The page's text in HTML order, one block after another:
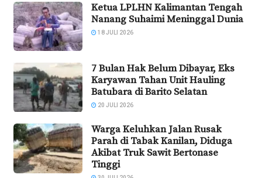
Ketua LPLHN Kalimantan Tengah
Nanang Suhaimi Meninggal Dunia
18 JULI 2026
7 Bulan Hak Belum Dibayar, Eks
Karyawan Tahan Unit Hauling
Batubara di Barito Selatan
20 JULI 2026
Warga Keluhkan Jalan Rusak
Parah di Tabak Kanilan, Diduga
Akibat Truk Sawit Bertonase
Tinggi